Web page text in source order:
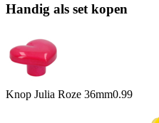
Handig als set kopen
Knop Julia Roze 36mm0.99